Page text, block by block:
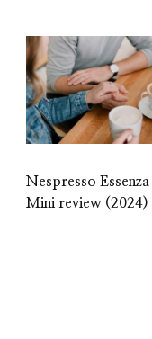
Nespresso Essenza
Mini review (2024)